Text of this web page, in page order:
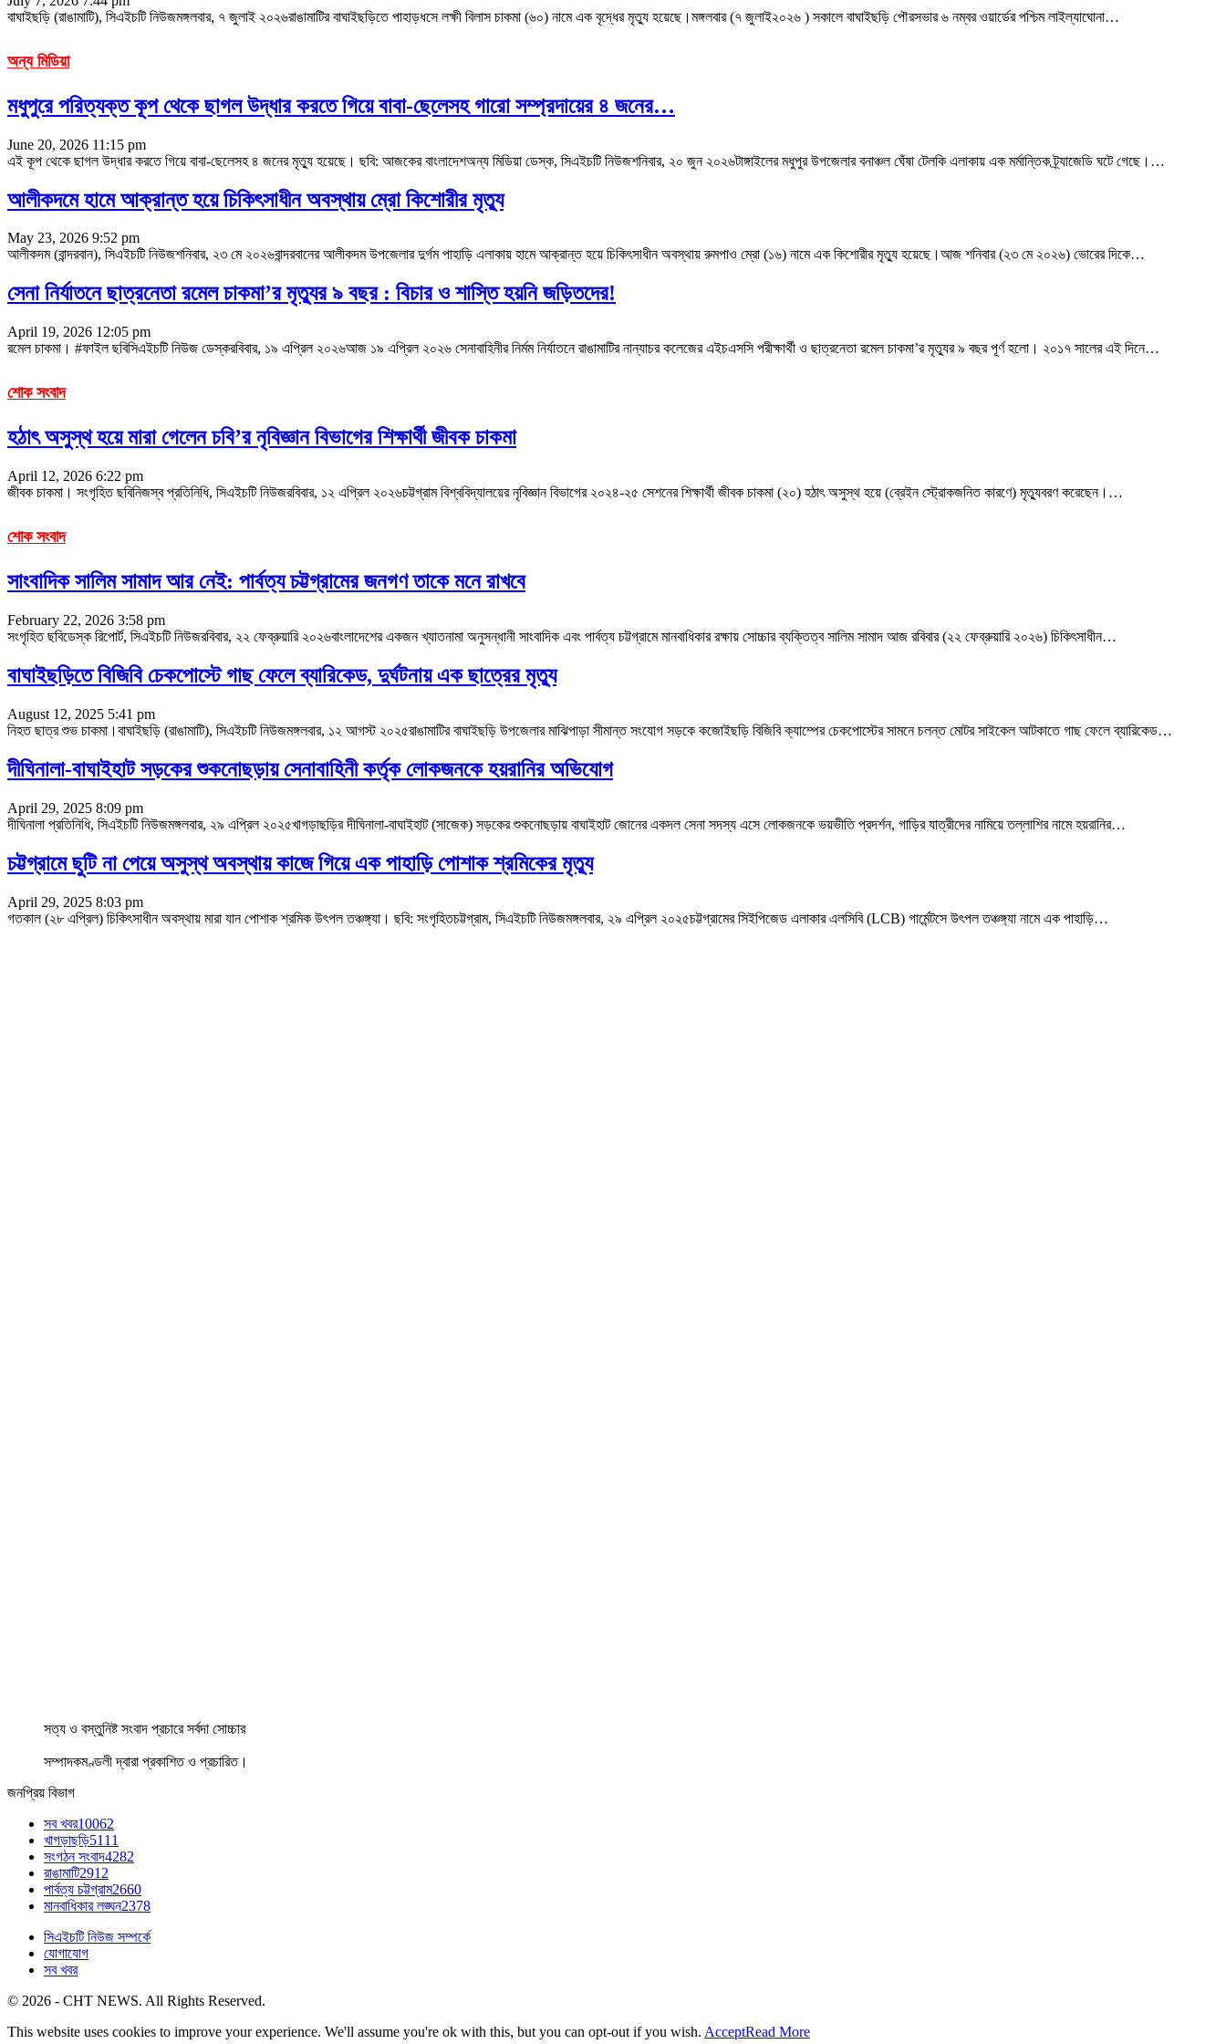
বাঘাইছড়ি (রাঙামাটি), সিএইচটি নিউজমঙ্গলবার, ৭ জুলাই ২০২৬রাঙামাটির বাঘাইছড়িতে পাহাড়ধসে লক্ষী বিলাস চাকমা (৬০) নামে এক বৃদ্ধের মৃত্যু হয়েছে।মঙ্গলবার (৭ জুলাই২০২৬ ) সকালে বাঘাইছড়ি পৌরসভার ৬ নম্বর ওয়ার্ডের পশ্চিম লাইল্যাঘোনা…
অন্য মিডিয়া
মধুপুরে পরিত্যক্ত কূপ থেকে ছাগল উদ্ধার করতে গিয়ে বাবা-ছেলেসহ গারো সম্প্রদায়ের ৪ জনের…
June 20, 2026 11:15 pm
এই কূপ থেকে ছাগল উদ্ধার করতে গিয়ে বাবা-ছেলেসহ ৪ জনের মৃত্যু হয়েছে। ছবি: আজকের বাংলাদেশঅন্য মিডিয়া ডেস্ক, সিএইচটি নিউজশনিবার, ২০ জুন ২০২৬টাঙ্গাইলের মধুপুর উপজেলার বনাঞ্চল ঘেঁষা টেলকি এলাকায় এক মর্মান্তিক ট্র্যাজেডি ঘটে গেছে। …
আলীকদমে হামে আক্রান্ত হয়ে চিকিৎসাধীন অবস্থায় ম্রো কিশোরীর মৃত্যু
May 23, 2026 9:52 pm
আলীকদম (বান্দরবান), সিএইচটি নিউজশনিবার, ২৩ মে ২০২৬বান্দরবানের আলীকদম উপজেলার দুর্গম পাহাড়ি এলাকায় হামে আক্রান্ত হয়ে চিকিৎসাধীন অবস্থায় রুমপাও ম্রো (১৬) নামে এক কিশোরীর মৃত্যু হয়েছে।আজ শনিবার (২৩ মে ২০২৬) ভোরের দিকে…
সেনা নির্যাতনে ছাত্রনেতা রমেল চাকমা’র মৃত্যুর ৯ বছর : বিচার ও শাস্তি হয়নি জড়িতদের!
April 19, 2026 12:05 pm
রমেল চাকমা। #ফাইল ছবিসিএইচটি নিউজ ডেস্করবিবার, ১৯ এপ্রিল ২০২৬আজ ১৯ এপ্রিল ২০২৬ সেনাবাহিনীর নির্মম নির্যাতনে রাঙামাটির নান্যাচর কলেজের এইচএসসি পরীক্ষার্থী ও ছাত্রনেতা রমেল চাকমা’র মৃত্যুর ৯ বছর পূর্ণ হলো। ২০১৭ সালের এই দিনে…
শোক সংবাদ
হঠাৎ অসুস্থ হয়ে মারা গেলেন চবি’র নৃবিজ্ঞান বিভাগের শিক্ষার্থী জীবক চাকমা
April 12, 2026 6:22 pm
জীবক চাকমা। সংগৃহিত ছবিনিজস্ব প্রতিনিধি, সিএইচটি নিউজরবিবার, ১২ এপ্রিল ২০২৬চট্টগ্রাম বিশ্ববিদ্যালয়ের নৃবিজ্ঞান বিভাগের ২০২৪-২৫ সেশনের শিক্ষার্থী জীবক চাকমা (২০) হঠাৎ অসুস্থ হয়ে (ব্রেইন স্ট্রোকজনিত কারণে) মৃত্যুবরণ করেছেন। …
শোক সংবাদ
সাংবাদিক সালিম সামাদ আর নেই: পার্বত্য চট্টগ্রামের জনগণ তাকে মনে রাখবে
February 22, 2026 3:58 pm
সংগৃহিত ছবিডেস্ক রিপোর্ট, সিএইচটি নিউজরবিবার, ২২ ফেব্রুয়ারি ২০২৬বাংলাদেশের একজন খ্যাতনামা অনুসন্ধানী সাংবাদিক এবং পার্বত্য চট্টগ্রামে মানবাধিকার রক্ষায় সোচ্চার ব্যক্তিত্ব সালিম সামাদ আজ রবিবার (২২ ফেব্রুয়ারি ২০২৬) চিকিৎসাধীন…
বাঘাইছড়িতে বিজিবি চেকপোস্টে গাছ ফেলে ব্যারিকেড, দুর্ঘটনায় এক ছাত্রের মৃত্যু
August 12, 2025 5:41 pm
নিহত ছাত্র শুভ চাকমা।বাঘাইছড়ি (রাঙামাটি), সিএইচটি নিউজমঙ্গলবার, ১২ আগস্ট ২০২৫রাঙামাটির বাঘাইছড়ি উপজেলার মাঝিপাড়া সীমান্ত সংযোগ সড়কে কজোইছড়ি বিজিবি ক্যাম্পের চেকপোস্টের সামনে চলন্ত মোটর সাইকেল আটকাতে গাছ ফেলে ব্যারিকেড…
দীঘিনালা-বাঘাইহাট সড়কের শুকনোছড়ায় সেনাবাহিনী কর্তৃক লোকজনকে হয়রানির অভিযোগ
April 29, 2025 8:09 pm
দীঘিনালা প্রতিনিধি, সিএইচটি নিউজমঙ্গলবার, ২৯ এপ্রিল ২০২৫খাগড়াছড়ির দীঘিনালা-বাঘাইহাট (সাজেক) সড়কের শুকনোছড়ায় বাঘাইহাট জোনের একদল সেনা সদস্য এসে লোকজনকে ভয়ভীতি প্রদর্শন, গাড়ির যাত্রীদের নামিয়ে তল্লাশির নামে হয়রানির…
চট্টগ্রামে ছুটি না পেয়ে অসুস্থ অবস্থায় কাজে গিয়ে এক পাহাড়ি পোশাক শ্রমিকের মৃত্যু
April 29, 2025 8:03 pm
গতকাল (২৮ এপ্রিল) চিকিৎসাধীন অবস্থায় মারা যান পোশাক শ্রমিক উৎপল তঞ্চঙ্গ্যা। ছবি: সংগৃহিতচট্টগ্রাম, সিএইচটি নিউজমঙ্গলবার, ২৯ এপ্রিল ২০২৫চট্টগ্রামের সিইপিজেড এলাকার এলসিবি (LCB) গার্মেন্টসে উৎপল তঞ্চঙ্গ্যা নামে এক পাহাড়ি…
সত্য ও বস্তুনিষ্ট সংবাদ প্রচারে সর্বদা সোচ্চার
সম্পাদকমণ্ডলী দ্বারা প্রকাশিত ও প্রচারিত।
জনপ্রিয় বিভাগ
সব খবর10062
খাগড়াছড়ি5111
সংগঠন সংবাদ4282
রাঙামাটি2912
পার্বত্য চট্টগ্রাম2660
মানবাধিকার লঙ্ঘন2378
সিএইচটি নিউজ সম্পর্কে
যোগাযোগ
সব খবর
© 2026 - CHT NEWS. All Rights Reserved.
This website uses cookies to improve your experience. We'll assume you're ok with this, but you can opt-out if you wish. AcceptRead More